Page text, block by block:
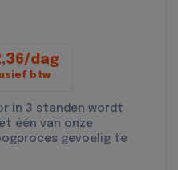
dag
btw
in 3 standen wordt
één van onze
gevoelig te